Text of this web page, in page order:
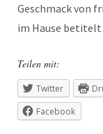
Geschmack von
im Hause
Teilen mit:
Twitter
Facebook